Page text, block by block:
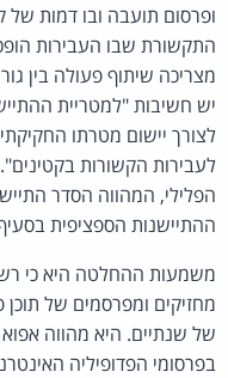
ופרסום תועבה ובו דמות של
התקשורת שבו העבירות
מצריכה שיתוף פעולה בין
הפלילי, המהווה הסדר
ההתיישנות הספציפית בסעיף 214(ד) לחוק
משמעות ההחלטה היא כי
מחזיקים ומפרסמים של
של שנתיים. היא מהווה
בפרסומי הפדופיליה